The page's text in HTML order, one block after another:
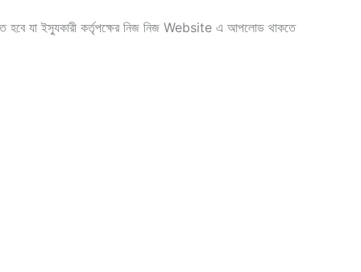
যা ইস্যুকারী কর্তৃপক্ষের নিজ নিজ Website এ আপলোড থাকতে